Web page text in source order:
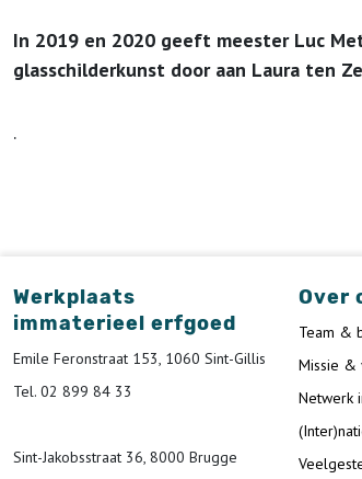
In 2019 en 2020 geeft meester Luc
glasschilderkunst door aan Laura ten
.
Werkplaats
immaterieel erfgoed
Emile Feronstraat 153, 1060 Sint-Gillis
Tel. 02 899 84 33
Sint-Jakobsstraat 36, 8000 Brugge
Over
Team &
Missie &
Netwerk